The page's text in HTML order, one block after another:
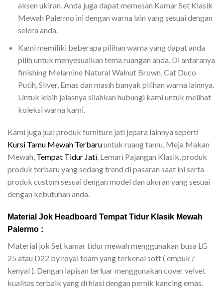
aksen ukiran. Anda juga dapat memesan Kamar Set Klasik
Mewah Palermo ini dengan warna lain yang sesuai dengan
selera anda.
Kami memiliki beberapa pilihan warna yang dapat anda
pilih untuk menyesuaikan tema ruangan anda. Di antaranya
finishing Melamine Natural Walnut Brown, Cat Duco
Putih, Silver, Emas dan masih banyak pilihan warna lainnya.
Untuk lebih jelasnya silahkan hubungi kami untuk melihat
koleksi warna kami.
Kami juga jual produk furniture jati jepara lainnya seperti
Kursi Tamu Mewah Terbaruuntuk ruang tamu, Meja Makan
Mewah, Tempat Tidur Jati, Lemari Pajangan Klasik, produk
produk terbaru yang sedang trend di pasaran saat ini serta
produk custom sesuai dengan model dan ukuran yang sesuai
dengan kebutuhan anda.
Material Jok Headboard Tempat Tidur Klasik Mewah
Palermo :
Material jok Set kamar tidur mewah menggunakan busa LG
25 atau D22 by royal foam yang terkenal soft ( empuk /
kenyal ). Dengan lapisan terluar menggunakan cover velvet
kualitas terbaik yang di hiasi dengan pernik kancing emas.